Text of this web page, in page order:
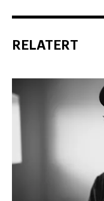
RELATERT